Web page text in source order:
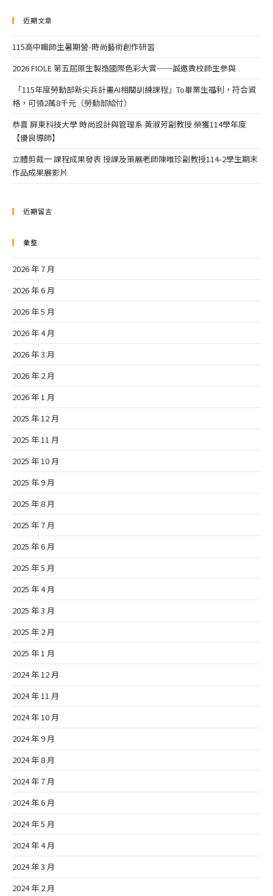
近期文章
115高中職師生暑期營-時尚藝術創作研習
2026 FIOLE 第五屆原生製造國際色彩大賞──誠邀貴校師生參與
「115年度勞動部新尖兵計畫AI相關訓練課程」To畢業生福利，符合資
格，可領2萬8千元（勞動部給付）
恭喜 屏東科技大學 時尚設計與管理系 黃淑芳副教授 榮獲114學年度
【優良導師】
立體剪裁一 課程成果發表 授課及策展老師陳唯珍副教授114-2學生期末
作品成果展影片
近期留言
彙整
2026 年 7 月
2026 年 6 月
2026 年 5 月
2026 年 4 月
2026 年 3 月
2026 年 2 月
2026 年 1 月
2025 年 12 月
2025 年 11 月
2025 年 10 月
2025 年 9 月
2025 年 8 月
2025 年 7 月
2025 年 6 月
2025 年 5 月
2025 年 4 月
2025 年 3 月
2025 年 2 月
2025 年 1 月
2024 年 12 月
2024 年 11 月
2024 年 10 月
2024 年 9 月
2024 年 8 月
2024 年 7 月
2024 年 6 月
2024 年 5 月
2024 年 4 月
2024 年 3 月
2024 年 2 月